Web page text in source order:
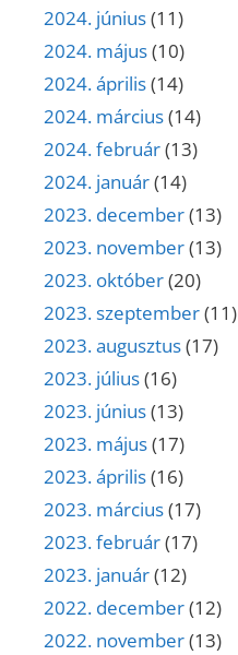
2024. június(11)
2024. május(10)
2024. április(14)
2024. március(14)
2024. február(13)
2024. január(14)
2023. december(13)
2023. november(13)
2023. október(20)
2023. szeptember(11)
2023. augusztus(17)
2023. július(16)
2023. június(13)
2023. május(17)
2023. április(16)
2023. március(17)
2023. február(17)
2023. január(12)
2022. december(12)
2022. november(13)